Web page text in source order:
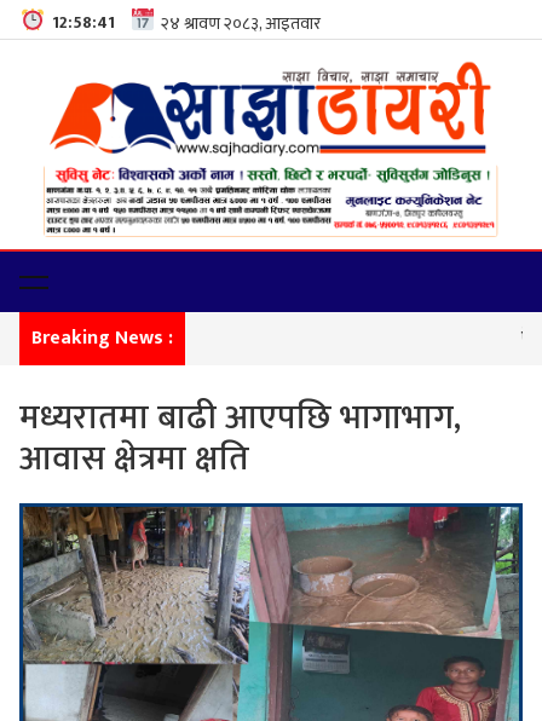
12:58:42
Breaking News : फेमिली
मध्यरातमा बाढी आएपछि भागाभाग,
आवास क्षेत्रमा क्षति